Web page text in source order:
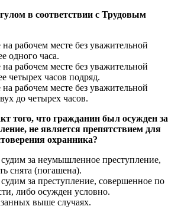
в соответствии с Трудовым
на рабочем месте без уважительной
одного часа.
на рабочем месте без уважительной
четырех часов подряд.
рабочем месте без уважительной
до четырех часов.
того, что гражданин был осужден за
не является препятствием для
охранника?
за неумышленное преступление,
снята (погашена).
за преступление, совершенное по
либо осужден условно.
выше случаях.